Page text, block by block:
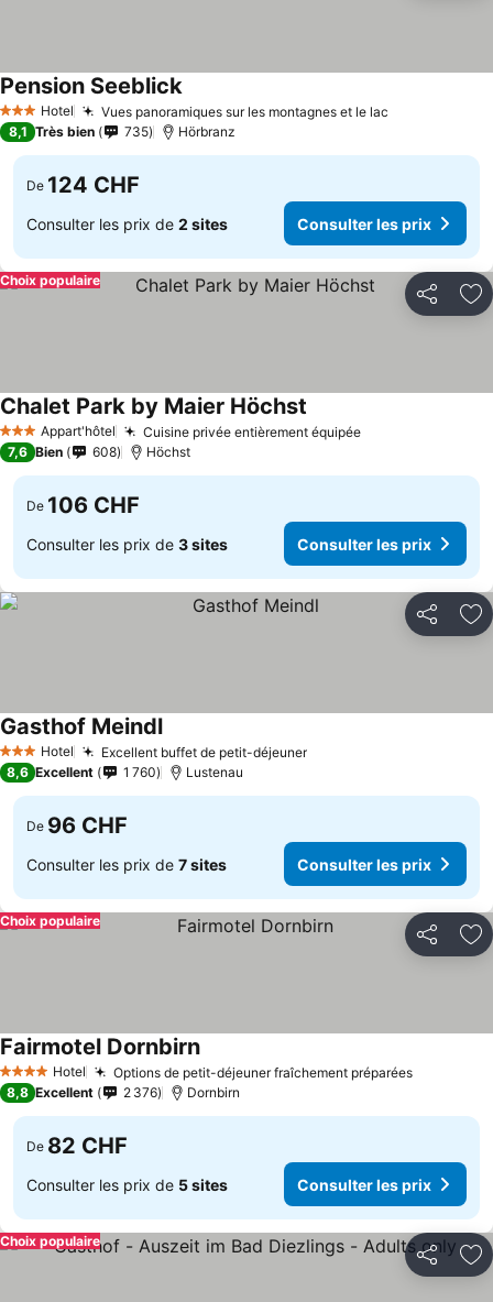
3 ÉtoilesHotel Vues panoramiques sur les montagnes et le lac
Pension Seeblick
8,1 Très bien 735 Hörbranz
De 124 CHF
Consulter les prix de 2 sites Consulter les prix
Partager
Choix populaire
3 ÉtoilesAppart'hôtel Cuisine privée entièrement équipée
Chalet Park by Maier Höchst
7,6 Bien 608 Höchst
De 106 CHF
Consulter les prix de 3 sites Consulter les prix
Partager
3 ÉtoilesHotel Excellent buffet de petit-déjeuner
Gasthof Meindl
8,6 Excellent 1 760 Lustenau
De 96 CHF
Consulter les prix de 7 sites Consulter les prix
Partager
Choix populaire
4 Étoiles Hotel Options de petit-déjeuner fraîchement préparées
Fairmotel Dornbirn
8,8 Excellent 2 376 Dornbirn
De 82 CHF
Consulter les prix de 5 sites Consulter les prix
Partager
Choix populaire